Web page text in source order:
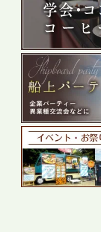
プレスリリース
テーブル、群馬
展開が進む前橋
なサービスで各
2026.5.27
プレスリリース
テーブル、千葉本
ントから主要都市
かしたスムーズな
2026.5.22